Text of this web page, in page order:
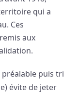
qui a
Ces
aux
puis tri
évite de jeter